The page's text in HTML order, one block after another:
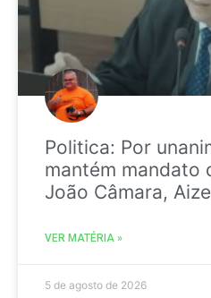
Politica: Por
mantém mandato
João Câmara,
VER MATÉRIA »
5 de agosto de 2026